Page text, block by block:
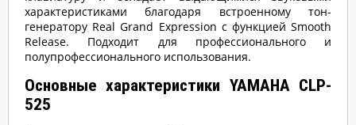
характеристиками благодаря встроенному тон-
генератору Real Grand Expression с функцией Smooth
Release. Подходит для профессионального и
полупрофессионального использования.
Основные характеристики YAMAHA CLP-
525